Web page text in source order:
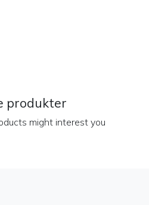
produkter
might interest you